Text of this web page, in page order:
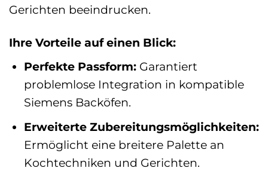
Gerichten beeindrucken.
Ihre Vorteile auf einen Blick:
Perfekte Passform:Garantiert
problemlose Integration in kompatible
Siemens Backöfen.
Erweiterte Zubereitungsmöglichkeiten:
Ermöglicht eine breitere Palette an
Kochtechniken und Gerichten.